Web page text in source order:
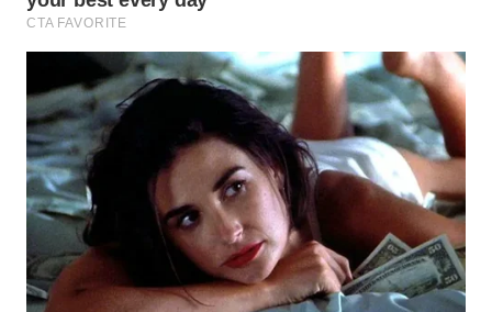
WN
WN
SURABAYA
WN
NATUNA
WN
BINTAN